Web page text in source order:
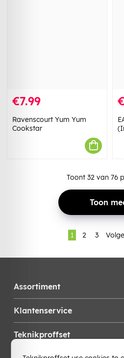
€7.99
Ravenscourt Yum Yum
Cookstar
Toont 32van 76
Toon
1 2 3
Assortiment
Klantenservice
Teknikproffset